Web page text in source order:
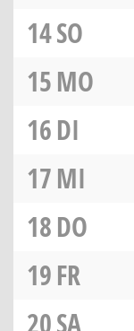
14SO
15MO
16DI
17MI
18DO
19FR
20SA